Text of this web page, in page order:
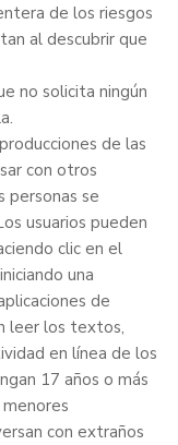
de los riesgos
al descubrir que
no solicita ningún
de las
con otros
personas se
usuarios pueden
clic en el
una
de
leer los textos,
en línea de los
17 años o más
con extraños